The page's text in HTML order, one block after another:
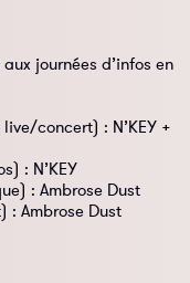
journées d’infos en
concert) : N’KEY +
: N’KEY
: Ambrose Dust
: Ambrose Dust